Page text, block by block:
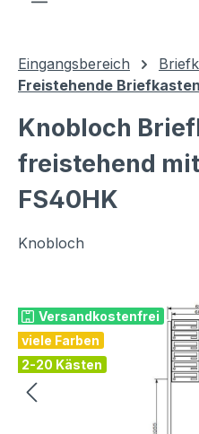
Eingangsbereich
Freistehende
Knobloch
freistehend
FS40HK
Knobloch
Versandkostenfrei
viele Farben
2-20 Kästen